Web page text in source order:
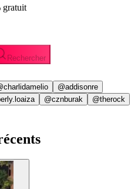
gratuit
Rechercher
@addisonre
@cznburak
@therock